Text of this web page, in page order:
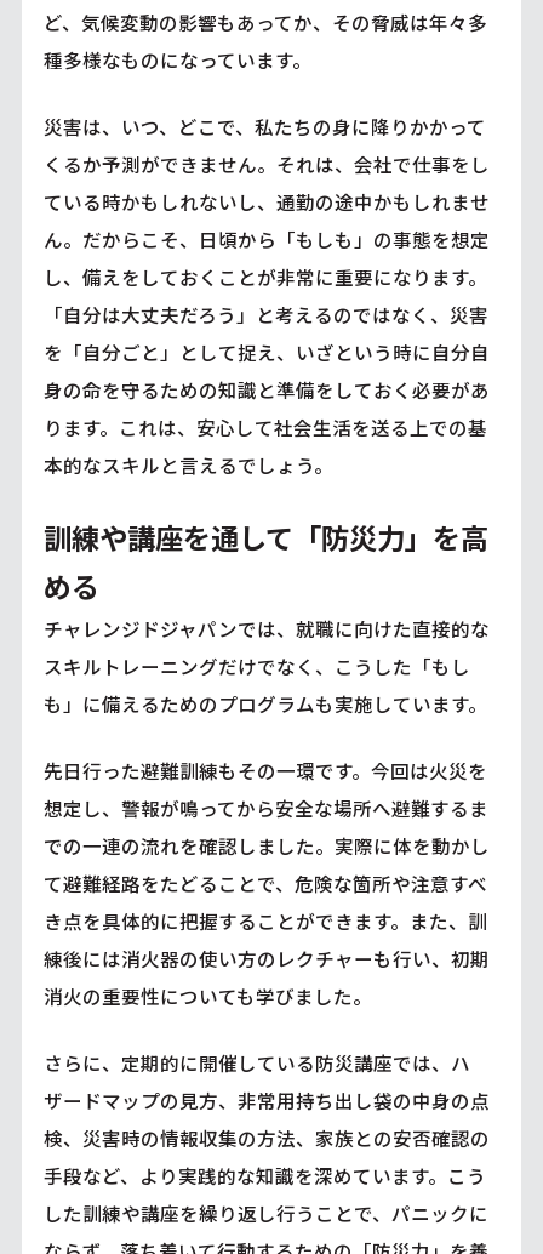
ど、気候変動の影響もあってか、その脅威は年々多
種多様なものになっています。
災害は、いつ、どこで、私たちの身に降りかかって
くるか予測ができません。それは、会社で仕事をし
ている時かもしれないし、通勤の途中かもしれませ
ん。だからこそ、日頃から「もしも」の事態を想定
し、備えをしておくことが非常に重要になります。
「自分は大丈夫だろう」と考えるのではなく、災害
を「自分ごと」として捉え、いざという時に自分自
身の命を守るための知識と準備をしておく必要があ
ります。これは、安心して社会生活を送る上での基
本的なスキルと言えるでしょう。
訓練や講座を通して「防災力」を高
める
チャレンジドジャパンでは、就職に向けた直接的な
スキルトレーニングだけでなく、こうした「もし
も」に備えるためのプログラムも実施しています。
先日行った避難訓練もその一環です。今回は火災を
想定し、警報が鳴ってから安全な場所へ避難するま
での一連の流れを確認しました。実際に体を動かし
て避難経路をたどることで、危険な箇所や注意すべ
き点を具体的に把握することができます。また、訓
練後には消火器の使い方のレクチャーも行い、初期
消火の重要性についても学びました。
さらに、定期的に開催している防災講座では、ハ
ザードマップの見方、非常用持ち出し袋の中身の点
検、災害時の情報収集の方法、家族との安否確認の
手段など、より実践的な知識を深めています。こう
した訓練や講座を繰り返し行うことで、パニックに